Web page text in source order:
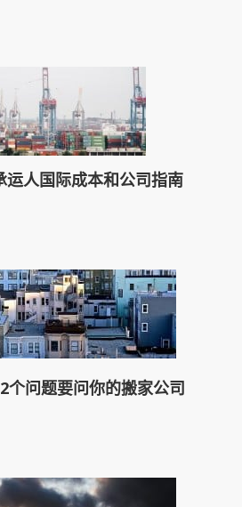
运人国际成本和公司指南
个问题要问你的搬家公司